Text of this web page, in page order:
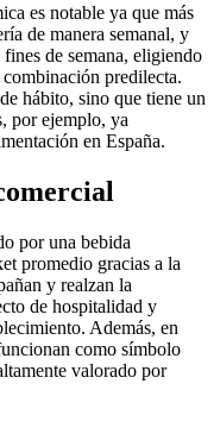
es notable ya que más
de manera semanal, y
de semana, eligiendo
predilecta.
hábito, sino que tiene un
por ejemplo, ya
en España.
por una bebida
promedio gracias a la
y realzan la
de hospitalidad y
Además, en
como símbolo
valorado por